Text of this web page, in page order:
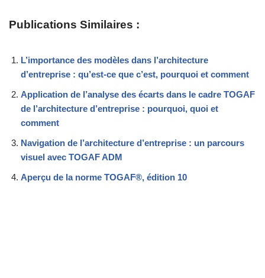
Publications Similaires :
L’importance des modèles dans l’architecture
d’entreprise : qu’est-ce que c’est, pourquoi et comment
Application de l’analyse des écarts dans le cadre TOGAF
de l’architecture d’entreprise : pourquoi, quoi et
comment
Navigation de l’architecture d’entreprise : un parcours
visuel avec TOGAF ADM
Aperçu de la norme TOGAF®, édition 10